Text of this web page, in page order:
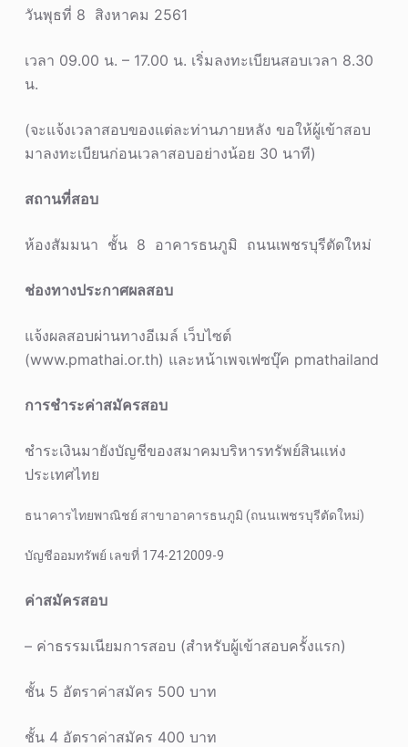
วันพุธที่ 8 สิงหาคม 2561
เวลา 09.00 น. – 17.00 น. เริ่มลงทะเบียนสอบเวลา 8.30
น.
(จะแจ้งเวลาสอบของแต่ละท่านภายหลัง ขอให้ผู้เข้าสอบ
มาลงทะเบียนก่อนเวลาสอบอย่างน้อย 30 นาที)
สถานที่สอบ
ห้องสัมมนา ชั้น 8 อาคารธนภูมิ ถนนเพชรบุรีตัดใหม่
ช่องทางประกาศผลสอบ
แจ้งผลสอบผ่านทางอีเมล์ เว็บไซต์
(www.pmathai.or.th) และหน้าเพจเฟซบุ๊ค pmathailand
การชำระค่าสมัครสอบ
ชำระเงินมายังบัญชีของสมาคมบริหารทรัพย์สินแห่ง
ประเทศไทย
ธนาคารไทยพาณิชย์ สาขาอาคารธนภูมิ (ถนนเพชรบุรีตัดใหม่)
บัญชีออมทรัพย์ เลขที่ 174-212009-9
ค่าสมัครสอบ
– ค่าธรรมเนียมการสอบ (สำหรับผู้เข้าสอบครั้งแรก)
ชั้น 5 อัตราค่าสมัคร 500 บาท
ชั้น 4 อัตราค่าสมัคร 400 บาท